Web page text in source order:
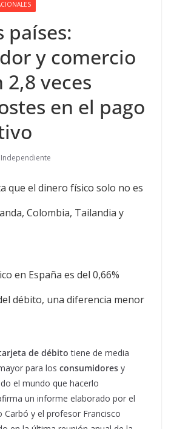
países:
y comercio
veces
en el pago
Independiente
que el dinero físico solo no es
Colombia, Tailandia y
en España es del 0,66%
débito, una diferencia menor
de débito tiene de media
para los consumidores y
el mundo que hacerlo
un informe elaborado por el
Carbó y el profesor Francisco